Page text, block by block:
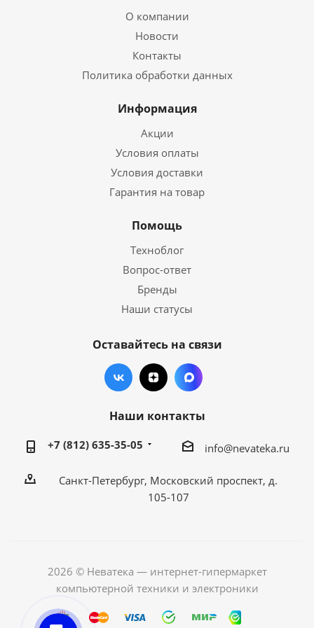
О компании
Новости
Контакты
Политика обработки данных
Информация
Акции
Условия оплаты
Условия доставки
Гарантия на товар
Помощь
Техноблог
Вопрос-ответ
Бренды
Наши статусы
Оставайтесь на связи
Наши контакты
+7 (812) 635-35-05 info@nevateka.ru
Санкт-Петербург, Московский проспект, д.
105-107
2026 © Неватека — интернет-гипермаркет
компьютерной техники и электроники